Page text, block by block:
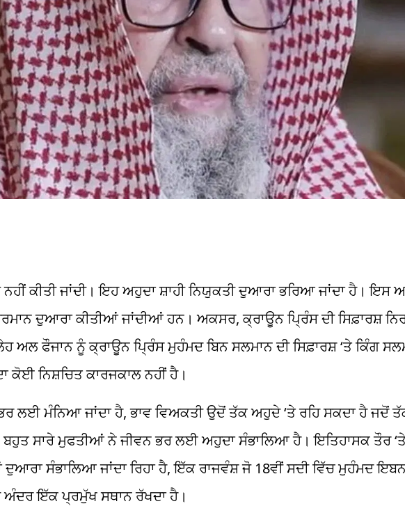
ਕੀਤੀ ਜਾਂਦੀ। ਇਹ ਅਹੁਦਾਸ਼ਾਹੀਨਿਯੁਕਤੀ ਦੁਆਰਾ ਭਰਿਆ ਜਾਂਦਾ ਹੈ। ਇਸ
ਦੁਆਰਾ ਕੀਤੀਆਂ ਜਾਂਦੀਆਂ ਹਨ। ਅਕਸਰ,ਕ੍ਰਾਊਨਪ੍ਰਿੰਸ ਦੀਸਿਫ਼ਾਰਸ਼
ਅਲਫੌਜਾਨਨੂੰਕ੍ਰਾਊਨਪ੍ਰਿੰਸ ਮੁਹੰਮਦ ਬਿਨ ਸਲਮਾਨ ਦੀਸਿਫ਼ਾਰਸ਼‘ਤੇ ਕਿੰਗ
ਕੋਈਨਿਸ਼ਚਿਤਕਾਰਜਕਾਲਨਹੀਂ ਹੈ।
ਲਈ ਮੰਨਿਆ ਜਾਂਦਾ ਹੈ, ਭਾਵ ਵਿਅਕਤੀ ਉਦੋਂ ਤੱਕ ਅਹੁਦੇ ‘ਤੇ ਰਹਿ ਸਕਦਾ ਹੈ ਜਦੋਂ
ਬਹੁਤ ਸਾਰੇਮੁਫਤੀਆਂਨੇ ਜੀਵਨ ਭਰ ਲਈ ਅਹੁਦਾ ਸੰਭਾਲਿਆ ਹੈ। ਇਤਿਹਾਸਕ ਤੌਰ
ਦੁਆਰਾ ਸੰਭਾਲਿਆ ਜਾਂਦਾ ਰਿਹਾ ਹੈ, ਇੱਕਰਾਜਵੰਸ਼ਜੋ 18ਵੀਂ ਸਦੀ ਵਿੱਚ ਮੁਹੰਮਦ
ਅੰਦਰ ਇੱਕ ਪ੍ਰਮੁੱਖ ਸਥਾਨ ਰੱਖਦਾ ਹੈ।